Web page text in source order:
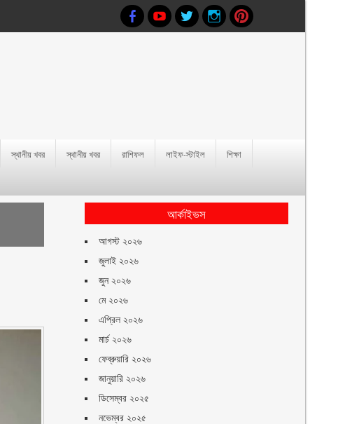
স্থানীয় খবর স্থানীয় খবর রাশিফল লাইফ-স্টাইল
শিক্ষা
আর্কাইভস
আগস্ট ২০২৬
জুলাই ২০২৬
জুন ২০২৬
মে ২০২৬
এপ্রিল ২০২৬
মার্চ ২০২৬
ফেব্রুয়ারি ২০২৬
জানুয়ারি ২০২৬
ডিসেম্বর ২০২৫
নভেম্বর ২০২৫